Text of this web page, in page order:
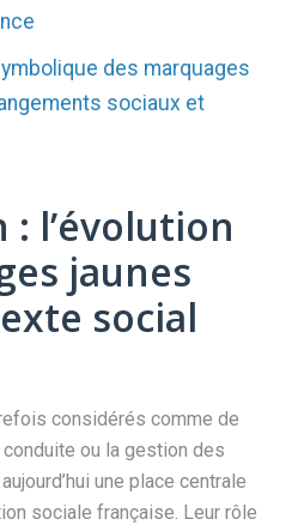
des marquages
sociaux et
l’évolution
jaunes
social
considérés comme de
ou la gestion des
une place centrale
sociale française. Leur rôle